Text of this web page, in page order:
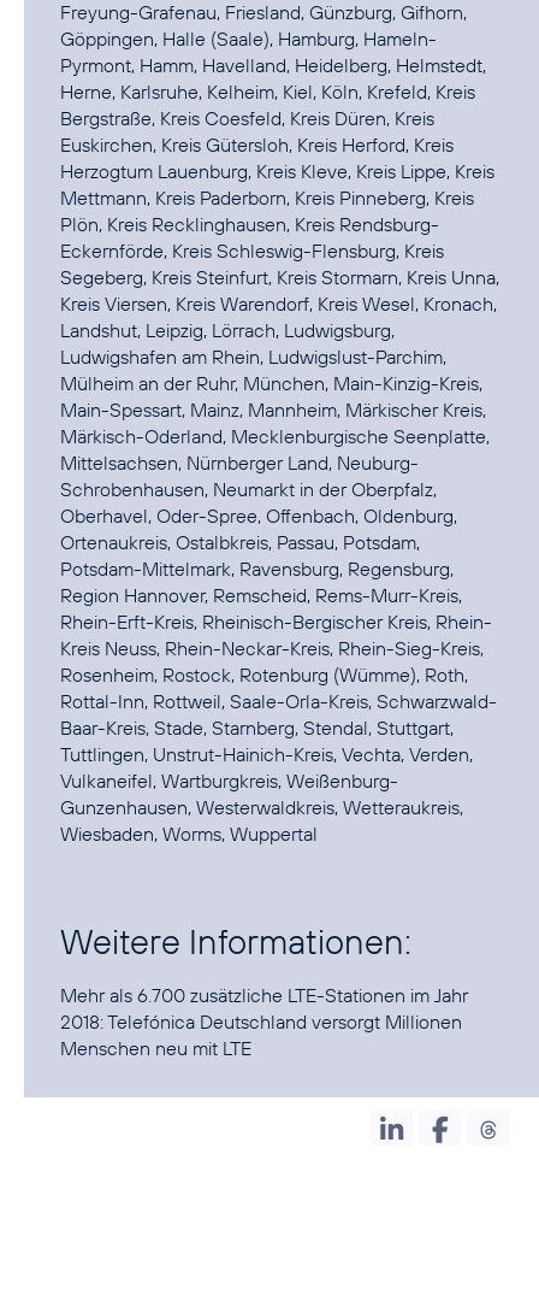
Freyung-Grafenau, Friesland, Günzburg, Gifhorn,
Göppingen, Halle (Saale), Hamburg, Hameln-
Pyrmont, Hamm, Havelland, Heidelberg, Helmstedt,
Herne, Karlsruhe, Kelheim, Kiel, Köln, Krefeld, Kreis
Bergstraße, Kreis Coesfeld, Kreis Düren, Kreis
Euskirchen, Kreis Gütersloh, Kreis Herford, Kreis
Herzogtum Lauenburg, Kreis Kleve, Kreis Lippe, Kreis
Mettmann, Kreis Paderborn, Kreis Pinneberg, Kreis
Plön, Kreis Recklinghausen, Kreis Rendsburg-
Eckernförde, Kreis Schleswig-Flensburg, Kreis
Segeberg, Kreis Steinfurt, Kreis Stormarn, Kreis Unna,
Kreis Viersen, Kreis Warendorf, Kreis Wesel, Kronach,
Landshut, Leipzig, Lörrach, Ludwigsburg,
Ludwigshafen am Rhein, Ludwigslust-Parchim,
Mülheim an der Ruhr, München, Main-Kinzig-Kreis,
Main-Spessart, Mainz, Mannheim, Märkischer Kreis,
Märkisch-Oderland, Mecklenburgische Seenplatte,
Mittelsachsen, Nürnberger Land, Neuburg-
Schrobenhausen, Neumarkt in der Oberpfalz,
Oberhavel, Oder-Spree, Offenbach, Oldenburg,
Ortenaukreis, Ostalbkreis, Passau, Potsdam,
Potsdam-Mittelmark, Ravensburg, Regensburg,
Region Hannover, Remscheid, Rems-Murr-Kreis,
Rhein-Erft-Kreis, Rheinisch-Bergischer Kreis, Rhein-
Kreis Neuss, Rhein-Neckar-Kreis, Rhein-Sieg-Kreis,
Rosenheim, Rostock, Rotenburg (Wümme), Roth,
Rottal-Inn, Rottweil, Saale-Orla-Kreis, Schwarzwald-
Baar-Kreis, Stade, Starnberg, Stendal, Stuttgart,
Tuttlingen, Unstrut-Hainich-Kreis, Vechta, Verden,
Vulkaneifel, Wartburgkreis, Weißenburg-
Gunzenhausen, Westerwaldkreis, Wetteraukreis,
Wiesbaden, Worms, Wuppertal
Weitere Informationen:
Mehr als 6.700 zusätzliche LTE-Stationen im Jahr
2018:Telefónica Deutschland versorgt Millionen
Menschen neu mit LTE